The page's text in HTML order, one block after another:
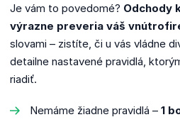
Je vám to povedomé? Odchody
výrazne preveria váš
slovami – zistíte, či u vás vládne
detailne nastavené pravidlá,
riadiť.
Nemáme žiadne pravidlá – 1